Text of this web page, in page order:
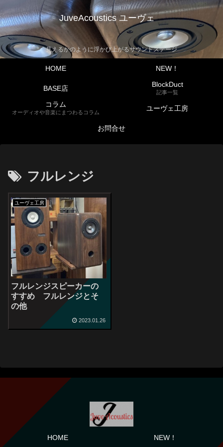
JuveAcoustics ユーヴェ
見えるかのように浮かび上がるサウンドステージ
HOME NEW！
BASE店 BlockDuct
記事一覧
コラム
オーディオや音楽にまつわるコラム ユーヴェ工房
お問合せ
フルレンジ
ユーヴェ工房
フルレンジスピーカーの
すすめ フルレンジとそ
の他
2023.01.26
HOME NEW！